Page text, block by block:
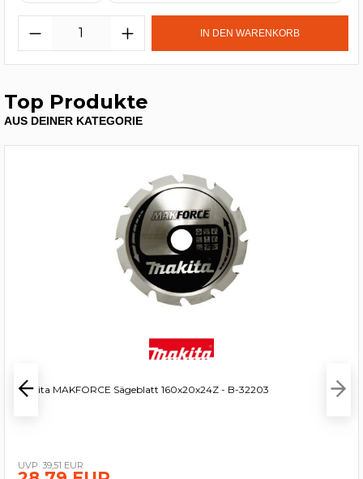
IN DEN WARENKORB
Top Produkte
AUS DEINER KATEGORIE
Makita MAKFORCE Sägeblatt 160x20x24Z - B-32203
39,51 EUR